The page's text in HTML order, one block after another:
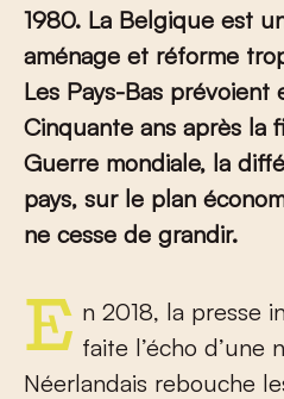
1980. La Belgique est
aménage et réforme
Les Pays-Bas prévoient
Cinquante ans après la
Guerre mondiale, la
pays, sur le plan
ne cesse de grandir.
En 2018, la presse internationale s’est faite l’écho d’une
Néerlandais rebouche